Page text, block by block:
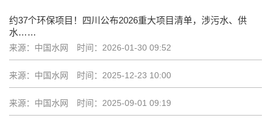
约37个环保项目！四川公布2026重大项目清单，涉污水、供
水……
来源：中国水网 时间：2026-01-30 09:52
来源：中国水网 时间：2025-12-23 10:00
来源：中国水网 时间：2025-09-01 09:19